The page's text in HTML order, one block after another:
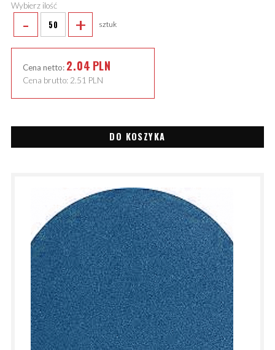
Wybierz ilość
- + sztuk
Cena netto: 2.04 PLN
Cena brutto: 2.51 PLN
DO KOSZYKA